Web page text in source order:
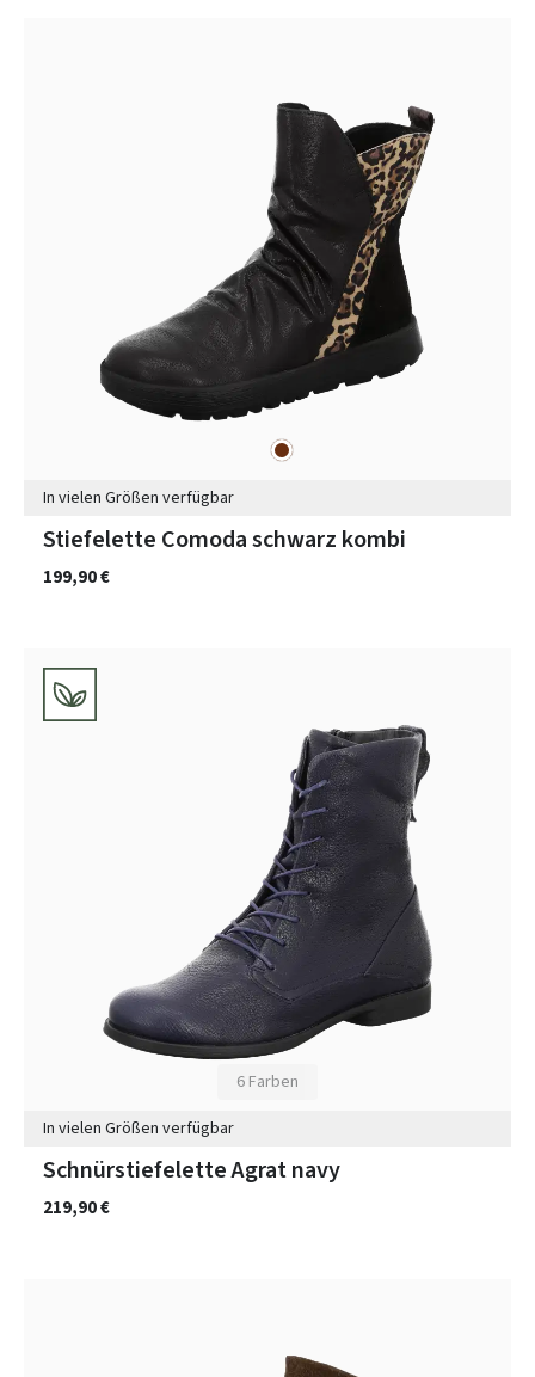
braun
In vielen Größen verfügbar
Stiefelette Comoda schwarz kombi
199,90 €
6 Farben
In vielen Größen verfügbar
Schnürstiefelette Agrat navy
219,90 €